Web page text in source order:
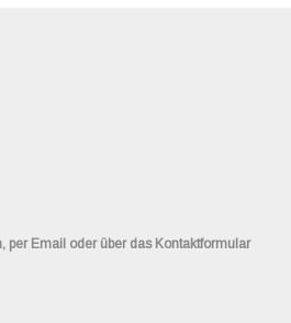
per Email oder über das Kontaktformular